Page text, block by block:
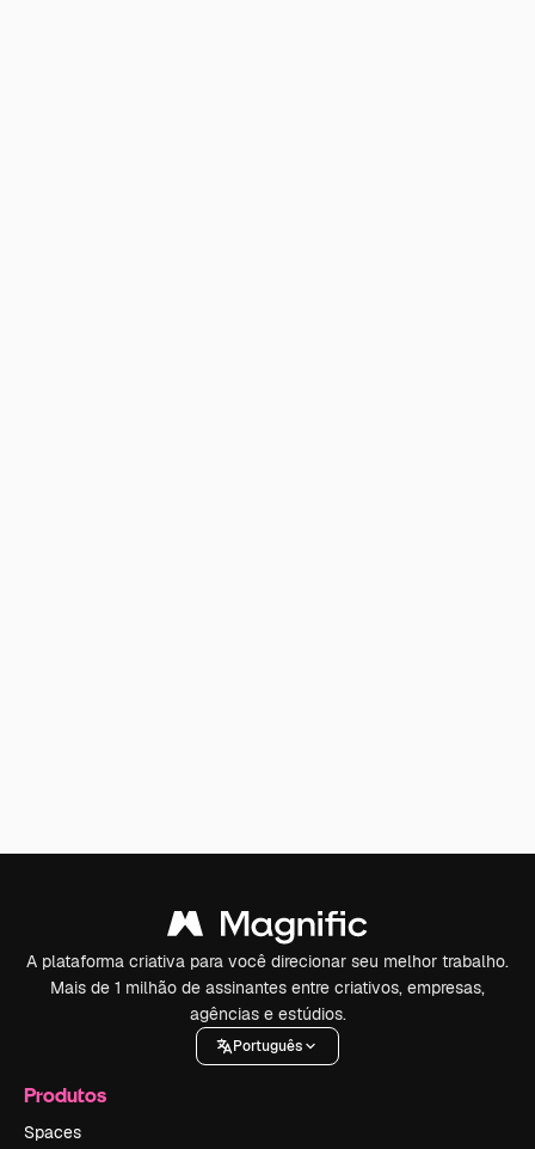
A plataforma criativa para você direcionar seu melhor trabalho.
Mais de 1 milhão de assinantes entre criativos, empresas,
agências e estúdios.
Português
Produtos
Spaces